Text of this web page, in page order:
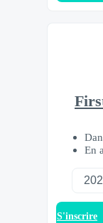
En
S'inscrire